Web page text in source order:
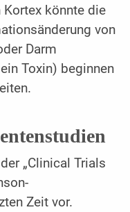
könnte die
von
Darm
Toxin) beginnen
„Clinical Trials
Zeit vor.